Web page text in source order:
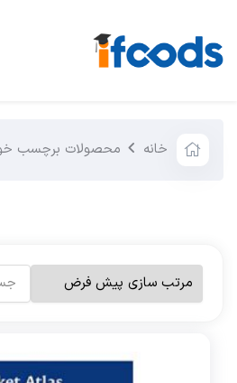
خانه محصولات برچسب